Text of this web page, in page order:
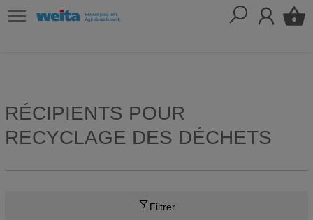
RÉCIPIENTS POUR
RECYCLAGE DES DÉCHETS
Filtrer